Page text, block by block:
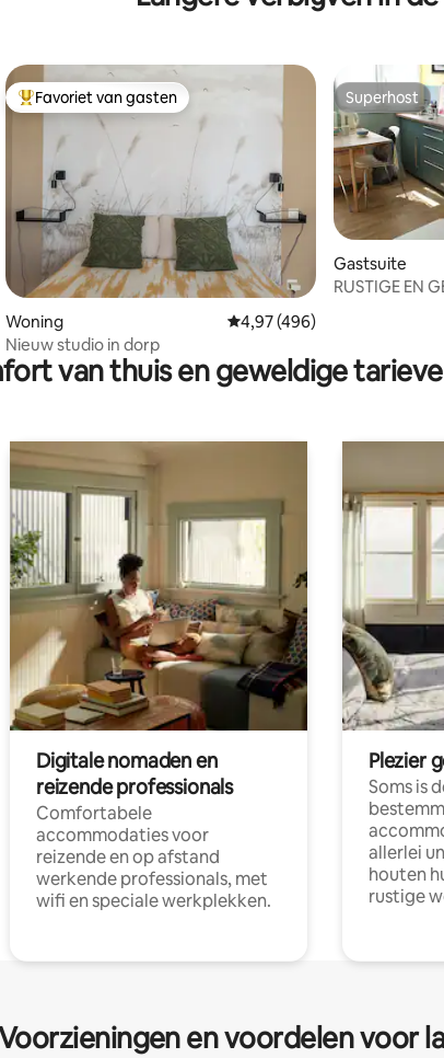
van 4,98 op 5, 279 recensies
Topfavoriet van gasten
Favoriet van gasten
Woning Gemiddelde beoordeling
4,97 (496)
Nieuw studio in dorp
Superhost
Superhost
Gastsuite
RUSTIGE EN
van thuis en geweldige
Digitale nomaden en
reizende professionals
Comfortabele
accommodaties voor
reizende en op afstand
werkende professionals, met
wifi en speciale werkplekken.
Plezier
Soms is
allerlei
houten
rustige
en voordelen voor